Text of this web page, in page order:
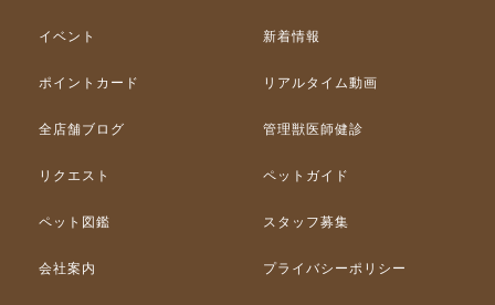
イベント 新着情報
ポイントカード リアルタイム動画
全店舗ブログ 管理獣医師健診
リクエスト ペットガイド
ペット図鑑 スタッフ募集
会社案内 プライバシーポリシー